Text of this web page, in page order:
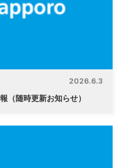
2026.6.3
（随時更新お知らせ）